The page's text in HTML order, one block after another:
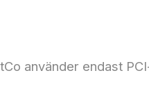
använder endast